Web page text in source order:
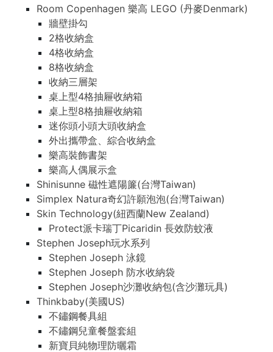
Room Copenhagen 樂高 LEGO (丹麥Denmark)
牆壁掛勾
2格收納盒
4格收納盒
8格收納盒
收納三層架
桌上型4格抽屜收納箱
桌上型8格抽屜收納箱
迷你頭小頭大頭收納盒
外出攜帶盒、綜合收納盒
樂高裝飾書架
樂高人偶展示盒
Shinisunne 磁性遮陽簾(台灣Taiwan)
Simplex Natura奇幻許願泡泡(台灣Taiwan)
Skin Technology(紐西蘭New Zealand)
Protect派卡瑞丁Picaridin 長效防蚊液
Stephen Joseph玩水系列
Stephen Joseph 泳鏡
Stephen Joseph 防水收納袋
Stephen Joseph沙灘收納包(含沙灘玩具)
Thinkbaby(美國US)
不鏽鋼餐具組
不鏽鋼兒童餐盤套組
新寶貝純物理防曬霜